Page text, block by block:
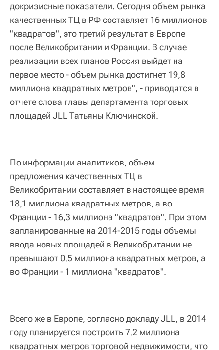
докризисные показатели. Сегодня объем рынка
качественных ТЦ в РФ составляет 16 миллионов
"квадратов", это третий результат в Европе
после Великобритании и Франции. В случае
реализации всех планов Россия выйдет на
первое место - объем рынка достигнет 19,8
миллиона квадратных метров", - приводятся в
отчете слова главы департамента торговых
площадей JLL Татьяны Ключинской.
По информации аналитиков, объем
предложения качественных ТЦ в
Великобритании составляет в настоящее время
18,1 миллиона квадратных метров, а во
Франции - 16,3 миллиона "квадратов". При этом
запланированные на 2014-2015 годы объемы
ввода новых площадей в Великобритании не
превышают 0,5 миллиона квадратных метров, а
во Франции - 1 миллиона "квадратов".
Всего же в Европе, согласно докладу JLL, в 2014
году планируется построить 7,2 миллиона
квадратных метров торговой недвижимости, что